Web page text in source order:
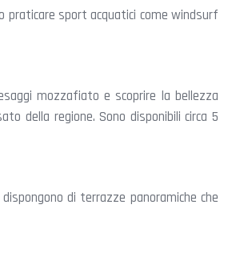
sport acquatici come windsurf
mozzafiato e scoprire la bellezza
della regione. Sono disponibili circa 5
di terrazze panoramiche che